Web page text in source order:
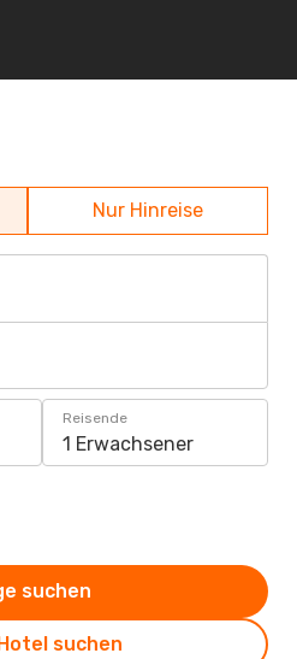
Nur Hinreise
Reisende
1 Erwachsener
suchen
suchen